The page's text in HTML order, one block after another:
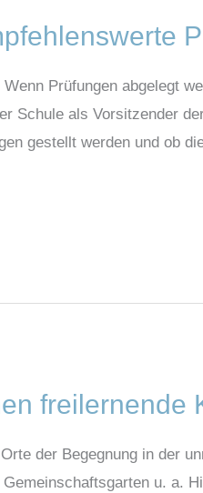
Prüfungen abgelegt
Schule als Vorsitzender
gestellt werden und ob
freilernende
der Begegnung in der
u. a.